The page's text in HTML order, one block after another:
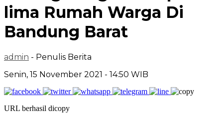
lima Rumah Warga Di
Bandung Barat
admin - Penulis Berita
Senin, 15 November 2021 - 14:50 WIB
URL berhasil dicopy